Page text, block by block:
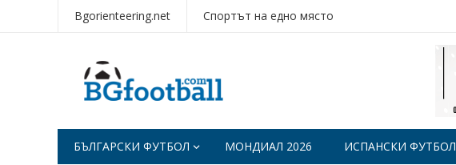
Bgorienteering.net Спортът на едно място
БЪЛГАРСКИ ФУТБОЛ МОНДИАЛ 2026 ИСПАНСКИ ФУТБОЛ